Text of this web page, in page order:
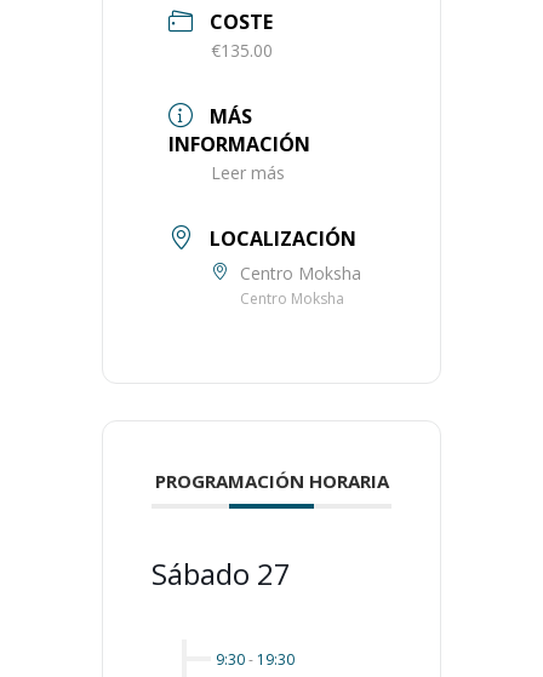
COSTE
€135.00
MÁS
INFORMACIÓN
Leer más
LOCALIZACIÓN
Centro Moksha
Centro Moksha
PROGRAMACIÓN HORARIA
Sábado 27
9:30- 19:30